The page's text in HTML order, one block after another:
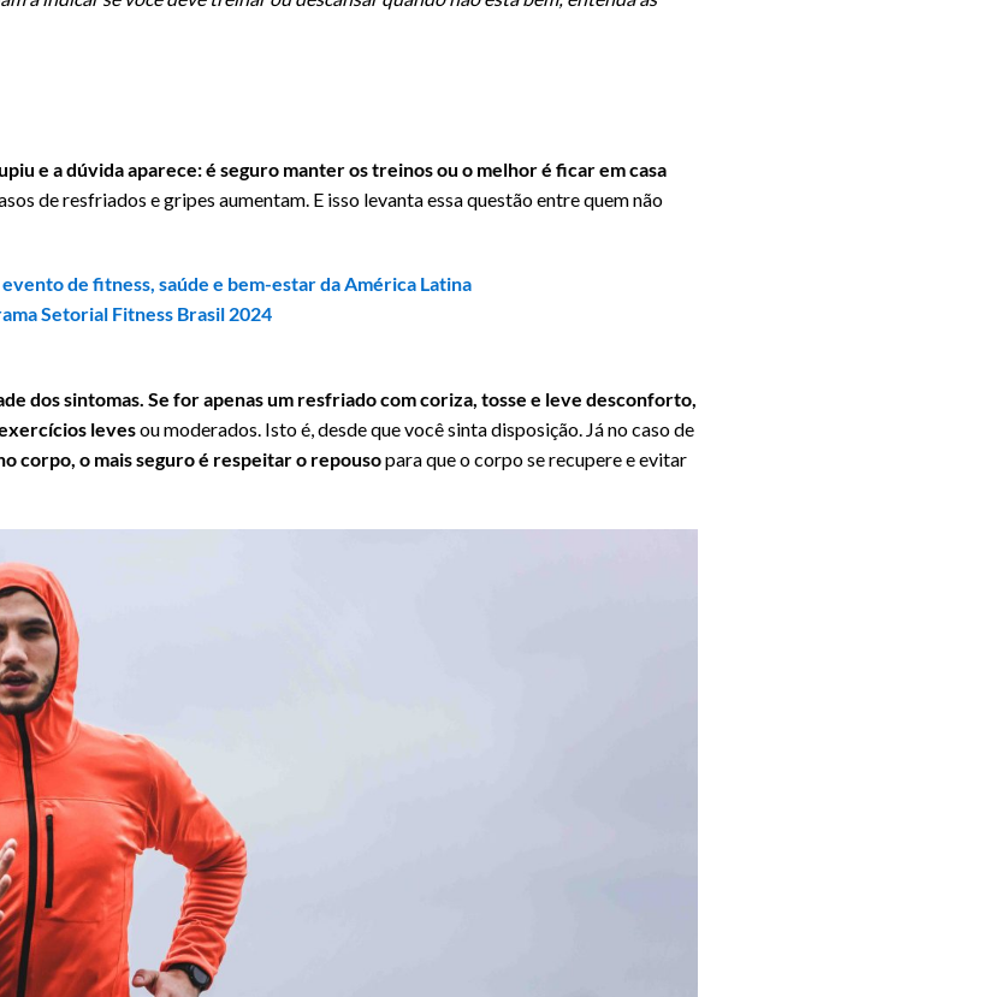
e a dúvida aparece: é seguro manter os treinos ou o melhor é ficar em casa
de resfriados e gripes aumentam. E isso levanta essa questão entre quem não
de fitness, saúde e bem-estar da América Latina
Setorial Fitness Brasil 2024
dos sintomas. Se for apenas um resfriado com coriza, tosse e leve desconforto,
levesou moderados. Isto é, desde que você sinta disposição. Já no caso de
corpo, o mais seguro é respeitar o repousopara que o corpo se recupere e evitar